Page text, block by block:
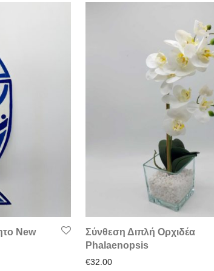
New
Σύνθεση Διπλή Ορχιδέα
Phalaenopsis
€32.00